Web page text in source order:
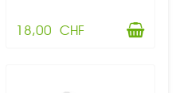
18,00 CHF